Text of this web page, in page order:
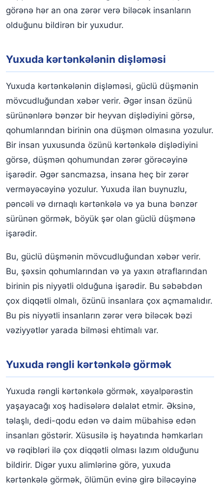
görənə hər an ona zərər verə biləcək insanların
olduğunu bildirən bir yuxudur.
Yuxuda kərtənkələnin dişləməsi
Yuxuda kərtənkələnin dişləməsi, güclü düşmənin
mövcudluğundan xəbər verir. Əgər insan özünü
sürünənlərə bənzər bir heyvan dişlədiyini görsə,
qohumlarından birinin ona düşmən olmasına yozulur.
Bir insan yuxusunda özünü kərtənkələ dişlədiyini
görsə, düşmən qohumundan zərər görəcəyinə
işarədir. Əgər sancmazsa, insana heç bir zərər
verməyəcəyinə yozulur. Yuxuda ilan buynuzlu,
pəncəli və dırnaqlı kərtənkələ və ya buna bənzər
sürünən görmək, böyük şər olan güclü düşmənə
işarədir.
Bu, güclü düşmənin mövcudluğundan xəbər verir.
Bu, şəxsin qohumlarından və ya yaxın ətraflarından
birinin pis niyyətli olduğuna işarədir. Bu səbəbdən
çox diqqətli olmalı, özünü insanlara çox açmamalıdır.
Bu pis niyyətli insanların zərər verə biləcək bəzi
vəziyyətlər yarada bilməsi ehtimalı var.
Yuxuda rəngli kərtənkələ görmək
Yuxuda rəngli kərtənkələ görmək, xəyalpərəstin
yaşayacağı xoş hadisələrə dəlalət etmir. Əksinə,
təlaşlı, dedi-qodu edən və daim mübahisə edən
insanları göstərir. Xüsusilə iş həyatında həmkarları
və rəqibləri ilə çox diqqətli olması lazım olduğunu
bildirir. Digər yuxu alimlərinə görə, yuxuda
kərtənkələ görmək, ölümün evinə girə biləcəyinə